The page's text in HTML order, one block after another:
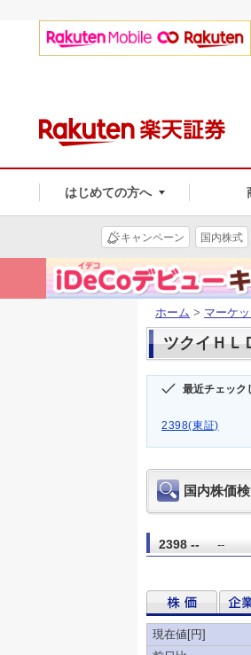
はじめての方へ
キャンペーン 国内株式
ホーム > マーケ
ツクイＨＬ
最近チェック
2398(東証)